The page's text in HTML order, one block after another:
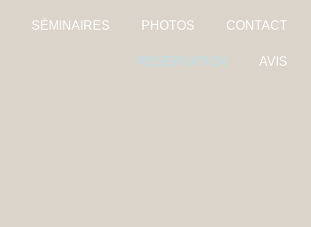
SÉMINAIRES PHOTOS CONTACT
RÉSERVATION AVIS